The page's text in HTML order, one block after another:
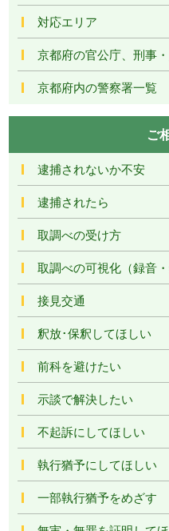
対応エリア
京都府の官公庁、刑事
京都府内の警察署一覧
ご
逮捕されないか不安
逮捕されたら
取調べの受け方
取調べの可視化（録音・
接見交通
釈放･保釈してほしい
前科を避けたい
示談で解決したい
不起訴にしてほしい
執行猶予にしてほしい
一部執行猶予をめざす